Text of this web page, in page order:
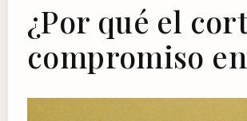
¿Por qué el
compromiso